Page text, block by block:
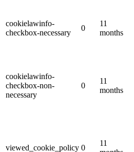
cookielawinfo-
checkbox-necessary
0
11
months
cookielawinfo-
checkbox-non-
necessary
0
11
months
viewed_cookie_policy 0
11